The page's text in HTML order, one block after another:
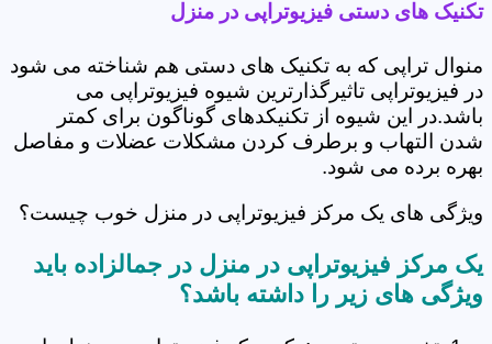
تکنیک های دستی فیزیوتراپی در منزل
منوال تراپی که به تکنیک های دستی هم شناخته می شود
در فیزیوتراپی تاثیرگذارترین شیوه فیزیوتراپی می
باشد.در این شیوه از تکنیکدهای گوناگون برای کمتر
شدن التهاب و برطرف کردن مشکلات عضلات و مفاصل
بهره برده می شود.
ویژگی های یک مرکز فیزیوتراپی در منزل خوب چیست؟
یک مرکز فیزیوتراپی در منزل در جمالزاده باید
ویژگی های زیر را داشته باشد؟